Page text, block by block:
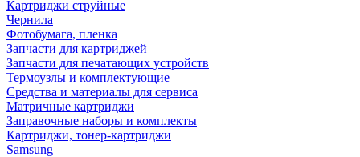
Картриджи струйные
Чернила
Фотобумага, пленка
Запчасти для картриджей
Запчасти для печатающих устройств
Термоузлы и комплектующие
Средства и материалы для сервиса
Матричные картриджи
Заправочные наборы и комплекты
Картриджи, тонер-картриджи
Samsung